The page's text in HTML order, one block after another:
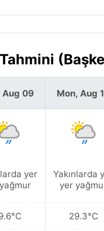
Aug 09
yer
Mon, Aug
Yakınlarda
yer
29.3°C